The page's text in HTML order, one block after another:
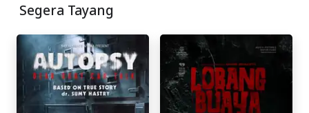
Segera Tayang